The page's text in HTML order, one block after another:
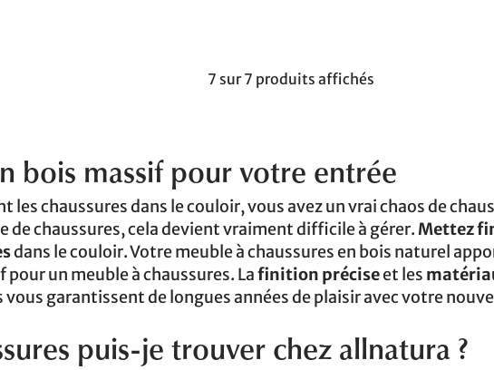
7 sur 7 produits affichés
bois massif pour votre entrée
chaussures dans le couloir, vous avez un vrai chaos de
de chaussures, cela devient vraiment difficile à gérer.Mettez
dans le couloir. Votre meuble à chaussures en bois naturel
un meuble à chaussures. Lafinition préciseet les
vous garantissent de longues années de plaisir avec votre
puis-je trouver chez allnatura ?